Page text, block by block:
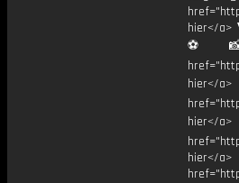
hier</
⚽️ 📸
hier</
hier</
hier</